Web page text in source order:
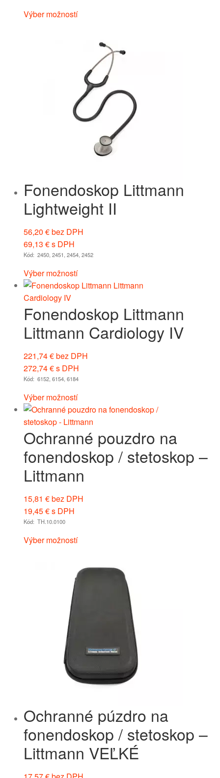
Výber možností
Fonendoskop Littmann
Lightweight II
56,20 €bez DPH
69,13 €s DPH
Kód: 2450, 2451, 2454, 2452
Výber možností
Fonendoskop Littmann
Littmann Cardiology IV
221,74€bez DPH
272,74€s DPH
Kód: 6152, 6154, 6184
Výber možností
Ochranné pouzdro na
fonendoskop / stetoskop –
Littmann
15,81 €bez DPH
19,45€s DPH
Kód: TH.10.0100
Výber možností
Ochranné púzdro na
fonendoskop / stetoskop –
Littmann VEĽKÉ